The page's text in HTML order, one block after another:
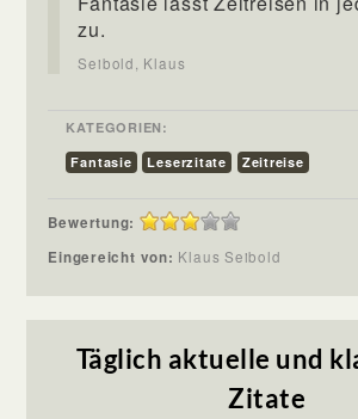
zu.
Seibold, Klaus
KATEGORIEN:
Fantasie
Leserzitate Zeitreise
Bewertung:
Eingereicht von: Klaus Seibold